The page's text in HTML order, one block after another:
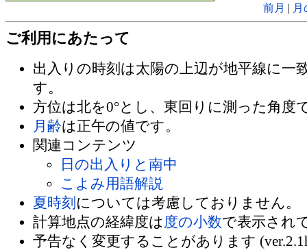
前月 |
ご利用にあたって
出入りの時刻は太陽の上辺が地平線に一
す。
方位は北を0°とし、東回りに測った角度
月齢は正午の値です。
関連コンテンツ
日の出入りと南中
こよみ用語解説
夏時刻 については考慮しておりません。
計算地点の経緯度は 度の小数で表示され
予告なく変更することがあります